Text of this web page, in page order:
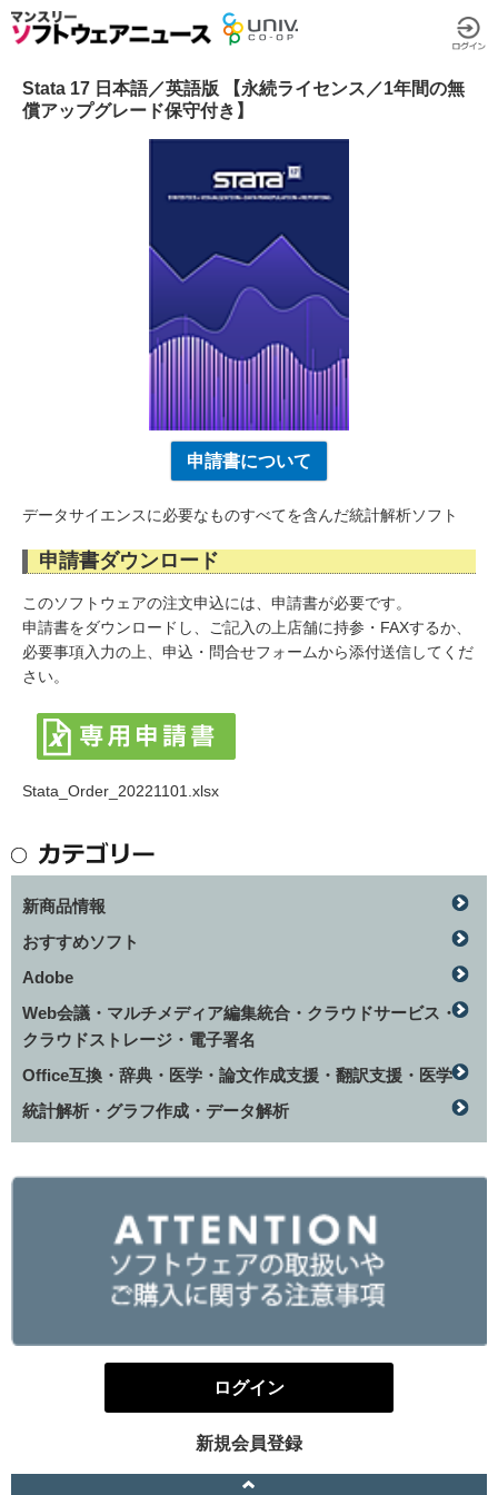
Stata 17 日本語／英語版 【永続ライセンス／1年間の無
償アップグレード保守付き】
申請書について
データサイエンスに必要なものすべてを含んだ統計解析ソフト
申請書ダウンロード
このソフトウェアの注文申込には、申請書が必要です。
申請書をダウンロードし、ご記入の上店舗に持参・FAXするか、
必要事項入力の上、申込・問合せフォームから添付送信してくだ
さい。
Stata_Order_20221101.xlsx
新商品情報
おすすめソフト
Adobe
Web会議・マルチメディア編集統合・クラウドサービス・
クラウドストレージ・電子署名
Office互換・辞典・医学・論文作成支援・翻訳支援・医学
統計解析・グラフ作成・データ解析
ログイン
新規会員登録